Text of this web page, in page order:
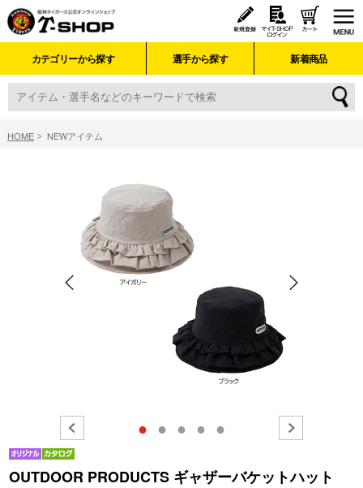
カテゴリーから探す 選手から探す 新着商品
HOME NEWアイテム
● ● ● ● ●
OUTDOOR PRODUCTS ギャザーバケットハット